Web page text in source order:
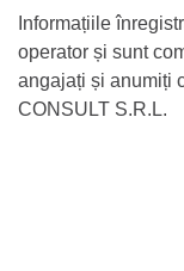
Informațiile
operator și sunt
angajați și anumiți
CONSULT S.R.L.